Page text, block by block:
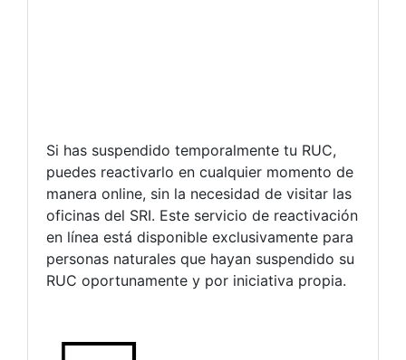
Si has suspendido temporalmente tu RUC,
puedes reactivarlo en cualquier momento de
manera online, sin la necesidad de visitar las
oficinas del SRI. Este servicio de reactivación
en línea está disponible exclusivamente para
personas naturales que hayan suspendido su
RUC oportunamente y por iniciativa propia.